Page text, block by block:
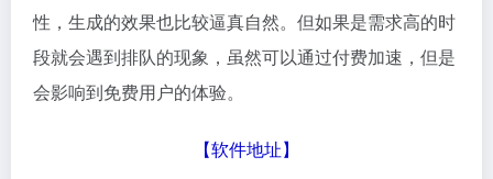
性，生成的效果也比较逼真自然。但如果是需求高的时
段就会遇到排队的现象，虽然可以通过付费加速，但是
会影响到免费用户的体验。
【软件地址】